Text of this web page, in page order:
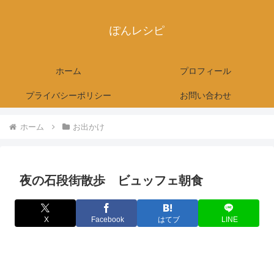
ぽんレシピ
ホーム プロフィール
プライバシーポリシー お問い合わせ
ホーム お出かけ
夜の石段街散歩 ビュッフェ朝食
X Facebook はてブ LINE